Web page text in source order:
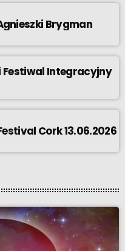
Brygman
Festiwal Integracyjny
Cork 13.06.2026